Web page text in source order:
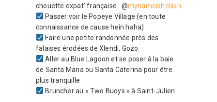
chouette expat’ française : @mynameishellish
Passer voir le Popeye Village (en toute
connaissance de cause hein haha)
Faire une petite randonnée près des
falaises érodées de Xlendi, Gozo
Aller au Blue Lagoon et se poser à la baie
de Santa Maria ou Santa Caterina pour être
plus tranquille
Bruncher au « Two Buoys » à Saint-Julien